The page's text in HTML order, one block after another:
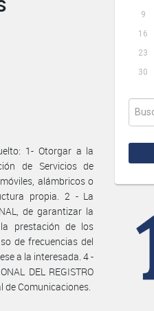
9
16
23
30
1- Otorgar a la
de Servicios de
alámbricos o
propia. 2 - La
de garantizar la
prestación de los
de frecuencias del
a la interesada. 4 -
DEL REGISTRO
de Comunicaciones.